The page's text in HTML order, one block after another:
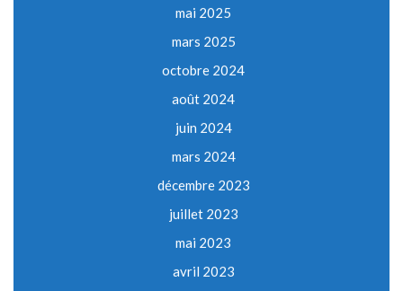
mai 2025
mars 2025
octobre 2024
août 2024
juin 2024
mars 2024
décembre 2023
juillet 2023
mai 2023
avril 2023